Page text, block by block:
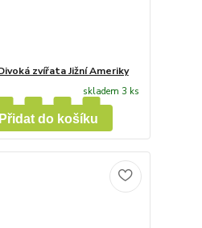
zvířata Jižní Ameriky
skladem 3 ks
Přidat do košíku